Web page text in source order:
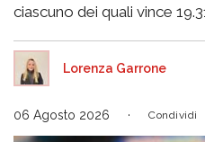
ciascuno dei quali vince
Lorenza Garrone
06 Agosto 2026 Condividi